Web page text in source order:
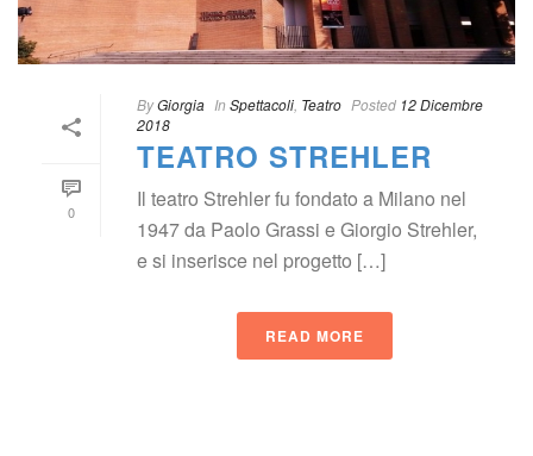
0
ByGiorgia In Spettacoli Teatro Posted 12 Dicembre
2018
TEATRO STREHLER
Il teatro Strehler fu fondato a Milano nel
1947 da Paolo Grassi e Giorgio Strehler,
e si inserisce nel progetto […]
READ MORE